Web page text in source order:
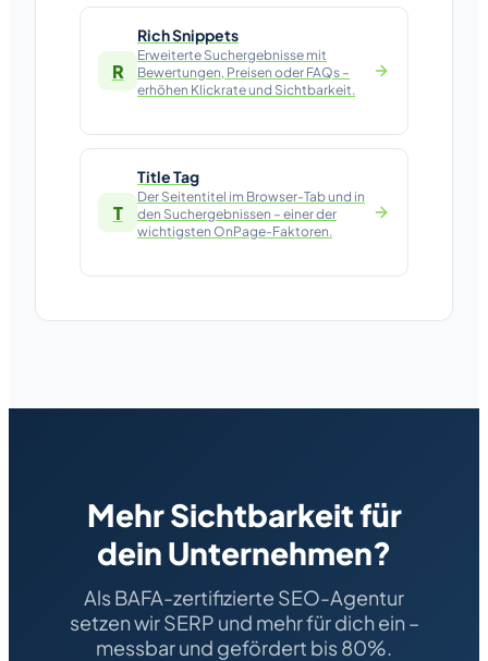
R
Rich Snippets
Erweiterte Suchergebnisse mit
Bewertungen, Preisen oder FAQs –
erhöhen Klickrate und Sichtbarkeit.
T
Title Tag
Der Seitentitel im Browser-Tab und in
den Suchergebnissen – einer der
wichtigsten OnPage-Faktoren.
Mehr Sichtbarkeit für
dein Unternehmen?
Als BAFA-zertifizierte SEO-Agentur
setzen wir SERP und mehr für dich ein –
messbar und gefördert bis 80%.